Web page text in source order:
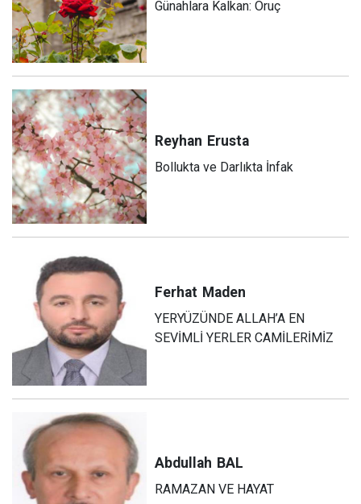
Günahlara Kalkan: Oruç
Reyhan Erusta
Bollukta ve Darlıkta İnfak
Ferhat Maden
YERYÜZÜNDE ALLAH’A EN
SEVİMLİ YERLER CAMİLERİMİZ
Abdullah BAL
RAMAZAN VE HAYAT